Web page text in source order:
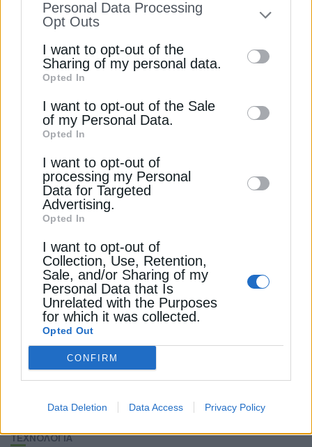
to your opt-out. You may separately opt-out
information by third parties on the IAB’s list
of downstream participants. This
information may also be disclosed by us to
third parties on theIAB’s List of
Downstream Participants
disclose it to other third parties.
Personal Data Processing
Opt Outs
I want to opt-out of the
Sharing of my personal data.
Opted In
I want to opt-out of the Sale
of my Personal Data.
Opted In
I want to opt-out of
processing my Personal
Data for Targeted
Advertising.
Opted In
I want to opt-out of
Collection, Use, Retention,
Sale, and/or Sharing of my
Personal Data that Is
Unrelated with the Purposes
for which it was collected.
Opted Out
CONFIRM
Data Deletion Data Access Privacy Policy
Η Orlen περνά στην εποχή της AI μέσω
συνεργασίας με την Amazon
Ρεκόρ πωλήσεων για τις αντλίες θερμότητας στην
Ευρώπη – Ποια χώρα βρίσκεται στην κορυφή
ΕΛΟΝ ΜΑΣΚ ΕΠΕΝΔΥΣΕΙΣ
ΤΕΧΝΗΤΗ ΝΟΗΜΟΣΥΝΗ (AI)
ΔΕΊΤΕ ΕΠΊΣΗΣ
ΤΕΧΝΟΛΟΓΙΑ